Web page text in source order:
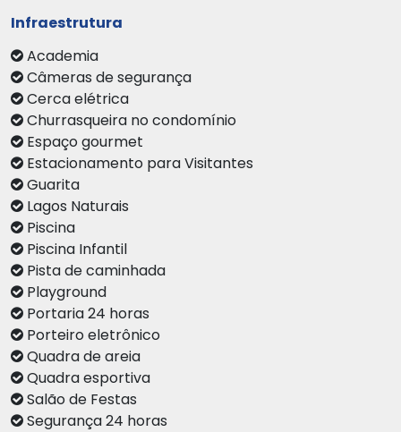
Infraestrutura
Academia
Câmeras de segurança
Cerca elétrica
Churrasqueira no condomínio
Espaço gourmet
Estacionamento para Visitantes
Guarita
Lagos Naturais
Piscina
Piscina Infantil
Pista de caminhada
Playground
Portaria 24 horas
Porteiro eletrônico
Quadra de areia
Quadra esportiva
Salão de Festas
Segurança 24 horas